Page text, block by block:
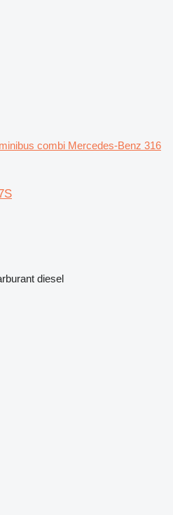
minibus combi Mercedes-Benz 316
diesel